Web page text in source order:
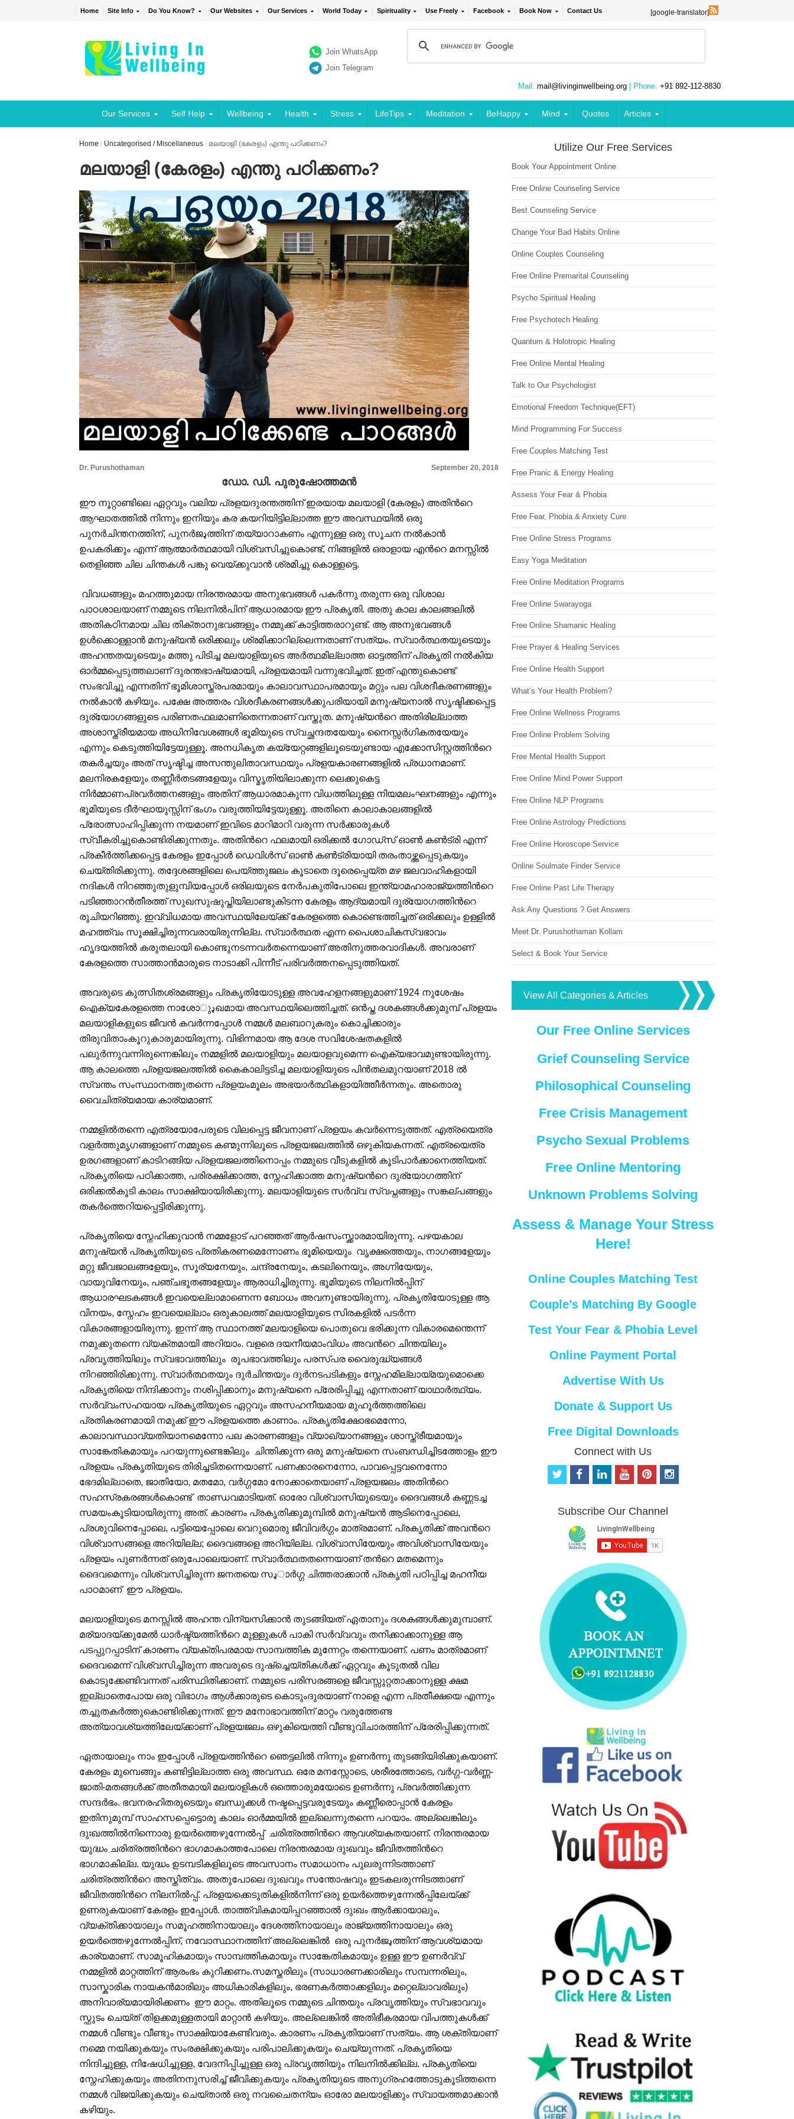
Home Site Info Do You Know? Our Websites Our Services World Today Spirituality Use Freely Facebook Book Now Contact Us [google-translator]
Join WhatsApp
Join Telegram
Mail: mail@livinginwellbeing.org | Phone: +91 892-112-8830
Our Services Self Help Wellbeing Health Stress LifeTips Meditation BeHappy Mind Quotes Articles
Home / Uncategorised / Miscellaneous / മലയാളി (കേരളം) എന്തു പഠിക്കണം?
മലയാളി (കേരളം) എന്തു പഠിക്കണം?
Dr. Purushothaman September 20, 2018
ഡോ. ഡി. പുരുഷോത്തമന്‍
ഈ നൂറ്റാണ്ടിലെ ഏറ്റവും വലിയ പ്രളയദുരന്തത്തിന് ഇരയായ മലയാളി (കേരളം) അതിന്‍റെ
ആഘാതത്തില്‍ നിന്നും ഇനിയും കര കയറിയിട്ടില്ലാത്ത ഈ അവസ്ഥയില്‍ ഒരു
പുനര്‍ചിന്തനത്തിന്, പുനര്‍ജډത്തിന് തയ്യാറാകണം എന്നുള്ള ഒരു സൂചന നല്‍കാന്‍
ഉപകരിക്കും എന്ന് ആത്മാര്‍ത്ഥമായി വിശ്വസിച്ചുകൊണ്ട്, നിങ്ങളില്‍ ഒരാളായ എന്‍റെ മനസ്സില്‍
തെളിഞ്ഞ ചില ചിന്തകള്‍ പങ്കു വെയ്ക്കുവാന്‍ ശ്രമിച്ചു കൊള്ളട്ടെ.
വിവധങ്ങളും മഹത്തുമായ നിരന്തരമായ അനുഭവങ്ങള്‍ പകര്‍ന്നു തരുന്ന ഒരു വിശാല
പാഠശാലയാണ് നമ്മുടെ നിലനില്‍പിന് ആധാരമായ ഈ പ്രകൃതി. അതു കാല കാലങ്ങലില്‍
അതികഠിനമായ ചില തിക്താനുഭവങ്ങളും നമ്മുക്ക് കാട്ടിത്തരാറുണ്ട്. ആ അനുഭവങ്ങള്‍
ഉള്‍ക്കൊള്ളാന്‍ മനുഷ്യന്‍ ഒരിക്കലും ശ്രമിക്കാറില്ലെന്നതാണ് സത്യം. സ്വാര്‍ത്ഥതയുടെയും
അഹന്തതയുടെയും മത്തു പിടിച്ച മലയാളിയുടെ അര്‍ത്ഥമില്ലാത്ത ഓട്ടത്തിന് പ്രകൃതി നല്‍കിയ
ഓര്‍മ്മപ്പെടുത്തലാണ് ദുരന്തഭാഷ്യമായി, പ്രളയമായി വന്നുഭവിച്ചത്. ഇത് എന്തുകൊണ്ട്
സംഭവിച്ചു എന്നതിന് ഭൂമിശാസ്ത്രപരമായും കാലാവസ്ഥാപരമായും മറ്റും പല വിശദീകരണങ്ങളും
നല്‍കാന്‍ കഴിയും. പക്ഷേ അത്തരം വിശദീകരണങ്ങള്‍ക്കുപരിയായി മനുഷ്യനാല്‍ സൃഷ്ടിക്കപ്പെട്ട
ദുര്യോഗങ്ങളുടെ പരിണതഫലമാണിതെന്നതാണ് വസ്തുത. മനുഷ്യന്‍റെ അതിരില്ലാത്ത
അശാസ്ത്രീയമായ അധിനിവേശങ്ങള്‍ ഭൂമിയുടെ സ്വച്ഛന്ദതയേയും നൈസ്സര്‍ഗികതയേയും
എന്നും കെടുത്തിയിട്ടേയുള്ളൂ. അനധികൃത കയ്യേറ്റങ്ങളിലൂടെയുണ്ടായ എക്കോസിസ്റ്റത്തിന്‍റെ
തകര്‍ച്ചയും അത് സൃഷ്ടിച്ച അസന്തുലിതാവസ്ഥയും പ്രളയകാരണങ്ങളില്‍ പ്രധാനമാണ്.
മലനിരകളേയും തണ്ണീര്‍തടങ്ങളേയും വിസ്മൃതിയിലാക്കുന്ന ലെക്കുകെട്ട
നിര്‍മ്മാണപ്രവര്‍ത്തനങ്ങളും അതിന് ആധാരമാകുന്ന വിധത്തിലുള്ള നിയമലംഘനങ്ങളും എന്നും
ഭൂമിയുടെ ദീര്‍ഘായുസ്സിന് ഭംഗം വരുത്തിയിട്ടേയുള്ളൂ. അതിനെ കാലാകാലങ്ങളില്‍
പ്രോത്സാഹിപ്പിക്കുന്ന നയമാണ് ഇവിടെ മാറിമാറി വരുന്ന സര്‍ക്കാരുകള്‍
സ്വീകരിച്ചുകൊണ്ടിരിക്കുന്നതും. അതിന്‍റെ ഫലമായി ഒരിക്കല്‍ ഗോഡ്സ് ഓണ്‍ കണ്‍ട്രി എന്ന്
പ്രകീര്‍ത്തിക്കപ്പെട്ട കേരളം ഇപ്പോള്‍ ഡെവിള്‍സ് ഓണ്‍ കണ്‍ട്രിയായി തരംതാഴ്ത്തപ്പെടുകയും
ചെയ്തിരിക്കുന്നു. തദ്ദേശങ്ങളിലെ പെയ്ത്തുജലം കൂടാതെ ദൂരെപ്പെയ്ത മഴ ജലവാഹികളായി
നദികള്‍ നിറഞ്ഞുതുളുമ്പിയപ്പോള്‍ ഒരിലയുടെ നേര്‍പകുതിപോലെ ഇന്ത്യാമഹാരാജ്യത്തിന്‍റെ
പടിഞ്ഞാറന്‍തീരത്ത് സുഖസുഷുപ്തിയിലാണ്ടുകിടന്ന കേരളം ആദ്യമായി ദുര്യോഗത്തിന്‍റെ
രുചിയറിഞ്ഞു. ഇവ്വിധമായ അവസ്ഥയിലേയ്ക്ക് കേരളത്തെ കൊണ്ടെത്തിച്ചത് ഒരിക്കലും ഉള്ളില്‍
മഹത്ത്വം സൂക്ഷിച്ചിരുന്നവരായിരുന്നില്ല. സ്വാര്‍ത്ഥത എന്ന പൈശാചികസ്വഭാവം
ഹൃദയത്തില്‍ കരുതലായി കൊണ്ടുനടന്നവര്‍തന്നെയാണ് അതിനുത്തരവാദികള്‍. അവരാണ്
കേരളത്തെ സാത്താന്‍മാരുടെ നാടാക്കി പിന്നീട് പരിവര്‍ത്തനപ്പെടുത്തിയത്.
അവരുടെ കുത്സിതശ്രമങ്ങളും പ്രകൃതിയോടുള്ള അവഹേളനങ്ങളുമാണ് 1924 നുശേഷം
ഐക്യകേരളത്തെ നാശോډുഖമായ അവസ്ഥയിലെത്തിച്ചത്. ഒന്‍പ്ത ദശകങ്ങള്‍ക്കുമുമ്പ് പ്രളയം
മലയാളികളുടെ ജീവന്‍ കവര്‍ന്നപ്പോള്‍ നമ്മള്‍ മലബാറുകരും കൊച്ചിക്കാരും
തിരുവിതാംകൂറുകാരുമായിരുന്നു. വിഭിന്നമായ ആ ദേശ സവിശേഷതകളില്‍
പലുര്‍ന്നുവന്നിരുന്നെങ്കിലും നമ്മളില്‍ മലയാളിയും മലയാളവുമെന്ന ഐക്യഭാവമുണ്ടായിരുന്നു.
ആ കാലത്തെ പ്രളയജലത്തില്‍ കൈകാലിട്ടടിച്ച മലയാളിയുടെ പിന്‍തലമുറയാണ് 2018 ല്‍
സ്വന്തം സംസ്ഥാനത്തുതന്നെ പ്രളയംമൂലം അഭയാര്‍ത്ഥികളായിത്തീര്‍ന്നതും. അതൊരു
വൈചിത്ര്യമായ കാര്യമാണ്.
നമ്മളില്‍തന്നെ എത്രയോപേരുടെ വിലപ്പെട്ട ജീവനാണ് പ്രളയം കവര്‍ന്നെടുത്തത്. എത്രയെത്ര
വളര്‍ത്തുമൃഗങ്ങളാണ് നമ്മുടെ കണ്മുന്നിലൂടെ പ്രളയജലത്തില്‍ ഒഴുകിയകന്നത്. എത്രയെത്ര
ഉരഗങ്ങളാണ് കാടിറങ്ങിയ പ്രളയജലത്തിനൊപ്പം നമ്മുടെ വീടുകളില്‍ കൂടിപാര്‍ക്കാനെത്തിയത്.
പ്രകൃതിയെ പഠിക്കാത്ത, പരിരക്ഷിക്കാത്ത, സ്നേഹിക്കാത്ത മനുഷ്യന്‍റെ ദുര്യോഗത്തിന്
ഒരിക്കല്‍കൂടി കാലം സാക്ഷിയായിരിക്കുന്നു. മലയാളിയുടെ സര്‍വ്വ സ്വപ്നങ്ങളും സങ്കല്പങ്ങളും
തകര്‍ത്തെറിയപ്പെട്ടിരിക്കുന്നു.
പ്രകൃതിയെ സ്നേഹിക്കുവാന്‍ നമ്മളോട് പറഞ്ഞത് ആര്‍ഷസംസ്ക്കാരമായിരുന്നു. പഴയകാല
മനുഷ്യന്‍ പ്രകൃതിയുടെ പ്രതികരണമെന്നോണം ഭൂമിയെയും വൃക്ഷത്തെയും, നാഗങ്ങളേയും
മറ്റു ജീവജാലങ്ങളേയും, സൂര്യനേയും, ചന്ദ്രനേയും, കടലിനെയും, അഗ്നിയേയും,
വായുവിനേയും, പഞ്ചഭൂതങ്ങളേയും ആരാധിച്ചിരുന്നു. ഭൂമിയുടെ നിലനില്‍പ്പിന്
ആധാരഘടകങ്ങള്‍ ഇവയെല്ലാമാണെന്ന ബോധം അവനുണ്ടായിരുന്നു. പ്രകൃതിയോടുള്ള ആ
വിനയം, സ്നേഹം ഇവയെല്ലാം ഒരുകാലത്ത് മലയാളിയുടെ സിരകളില്‍ പടര്‍ന്ന
വികാരങ്ങളായിരുന്നു. ഇന്ന് ആ സ്ഥാനത്ത് മലയാളിയെ പൊതുവെ ഭരിക്കുന്ന വികാരമെന്തെന്ന്
നമുക്കുതന്നെ വ്യക്തമായി അറിയാം. വളരെ ദയനീയമാംവിധം അവന്‍റെ ചിന്തയിലും
പ്രവൃത്തിയിലും സ്വഭാവത്തിലും രൂപഭാവത്തിലും പരസ്പര വൈരുദ്ധ്യങ്ങള്‍
നിറഞ്ഞിരിക്കുന്നു. സ്വാര്‍ത്ഥതയും ദുര്‍ചിന്തയും ദുര്‍നടപടികളും സ്നേഹമില്ലായ്മയുമൊക്കെ
പ്രകൃതിയെ നിന്ദിക്കാനും നശിപ്പിക്കാനും മനുഷ്യനെ പ്രേരിപ്പിച്ചു എന്നതാണ് യാഥാര്‍ത്ഥ്യം.
സര്‍വ്വംസഹയായ പ്രകൃതിയുടെ ഏറ്റവും അസഹനീയമായ മുഹൂര്‍ത്തത്തിലെ
പ്രതികരണമായി നമുക്ക് ഈ പ്രളയത്തെ കാണാം. പ്രകൃതിക്ഷോഭമെന്നോ,
കാലാവസ്ഥാവ്യതിയാനമെന്നോ പല കാരണങ്ങളും വ്യാഖ്യാനങ്ങളും ശാസ്ത്രീയമായും
സാങ്കേതികമായും പറയുന്നുണ്ടെങ്കിലും ചിന്തിക്കുന്ന ഒരു മനുഷ്യനെ സംബന്ധിച്ചിടത്തോളം ഈ
പ്രളയം പ്രകൃതിയുടെ തിരിച്ചടിതന്നെയാണ്. പണക്കാരനെന്നോ, പാവപ്പെട്ടവനെന്നോ
ഭേദമില്ലാതെ, ജാതിയോ, മതമോ, വര്‍ഗ്ഗമോ നോക്കാതെയാണ് പ്രളയജലം അതിന്‍റെ
സഹസ്രകരങ്ങള്‍കൊണ്ട് താണ്ഡവമാടിയത്. ഓരോ വിശ്വാസിയുടെയും ദൈവങ്ങള്‍ കണ്ണടച്ച
സമയംകൂടിയായിരുന്നു അത്. കാരണം പ്രകൃതിക്കുമുമ്പില്‍ മനുഷ്യന്‍ ആടിനെപ്പോലെ,
പ്രശുവിനെപ്പോലെ, പട്ടിയെപ്പോലെ വെറുമൊരു ജീവിവര്‍ഗ്ഗം മാത്രമാണ്. പ്രകൃതിക്ക് അവന്‍റെ
വിശ്വാസങ്ങളെ അറിയില്ല; ദൈവങ്ങളെ അറിയില്ല. വിശ്വാസിയേയും അവിശ്വാസിയേയും
പ്രളയം പുണര്‍ന്നത് ഒരുപോലെയാണ്. സ്വാര്‍ത്ഥതതന്നെയാണ് തന്‍റെ മതമെന്നും
ദൈവമെന്നും വിശ്വസിച്ചിരുന്ന ജനതയെ സډാര്‍ഗ്ഗ ചിത്തരാക്കാന്‍ പ്രകൃതി പഠിപ്പിച്ച മഹനീയ
പാഠമാണ് ഈ പ്രളയം.
മലയാളിയുടെ മനസ്സില്‍ അഹന്ത വിന്യസിക്കാന്‍ തുടങ്ങിയത് ഏതാനും ദശകങ്ങള്‍ക്കുമുമ്പാണ്.
മര്യാദയ്ക്കുമേല്‍ ധാര്‍ഷ്ട്യത്തിന്‍റെ മുള്ളുകള്‍ പാകി സര്‍വ്വവും തനിക്കാക്കാനുള്ള ആ
പടപ്പുറപ്പാടിന് കാരണം വ്യക്തിപരമായ സാമ്പത്തിക മുന്നേറ്റം തന്നെയാണ്. പണം മാത്രമാണ്
ദൈവമെന്ന് വിശ്വസിച്ചിരുന്ന അവരുടെ ദുഷ്ച്ചെയ്തികള്‍ക്ക് ഏറ്റവും കൂടുതല്‍ വില
കൊടുക്കേണ്ടിവന്നത് പരിസ്ഥിതിക്കാണ്. നമ്മുടെ പരിസരങ്ങളെ ജീവസ്സുറ്റതാക്കാനുള്ള ക്ഷമ
ഇല്ലാതെപോയ ഒരു വിഭാഗം ആള്‍ക്കാരുടെ കൊടുംദുരയാണ് നാളെ എന്ന പ്രതീക്ഷയെ എന്നും
തച്ചുതകര്‍ത്തുകൊണ്ടിരിക്കുന്നത്. ഈ മനോഭാവത്തിന് മാറ്റം വരുത്തേണ്ട
അത്യാവശ്യത്തിലേയ്ക്കാണ് പ്രളയജലം ഒഴുകിയെത്തി വീണ്ടുവിചാരത്തിന് പ്രേരിപ്പിക്കുന്നത്.
ഏതായാലും നാം ഇപ്പോള്‍ പ്രളയത്തിന്‍റെ ഞെട്ടലില്‍ നിന്നും ഉണര്‍ന്നു തുടങ്ങിയിരിക്കുകയാണ്.
കേരളം മുമ്പെങ്ങും കണ്ടിട്ടില്ലാത്ത ഒരു അവസ്ഥ. ഒരേ മനസ്സോടെ, ശരീരത്തോടെ, വര്‍ഗ്ഗ-വര്‍ണ്ണ-
ജാതി-മതങ്ങള്‍ക്ക് അതീതമായി മലയാളികള്‍ ഒത്തൊരുമയോടെ ഉണര്‍ന്നു പ്രവര്‍ത്തിക്കുന്ന
സന്ദര്‍ഭം. ഭവനരഹിതരുടെയും ബന്ധുക്കള്‍ നഷ്ടപ്പെട്ടവരുടേയും കണ്ണീരൊപ്പാന്‍ കേരളം
ഇതിനുമുമ്പ് സാഹസപ്പെട്ടൊരു കാലം ഓര്‍മ്മയില്‍ ഇല്ലെന്നുതന്നെ പറയാം. അല്ലെങ്കിലും
ദുഃഖത്തില്‍നിന്നൊരു ഉയര്‍ത്തെഴുന്നേല്‍പ്പ് ചരിത്രത്തിന്‍റെ ആവശ്യകതയാണ്. നിരന്തരമായ
യുദ്ധം ചരിത്രത്തിന്‍റെ ഭാഗമാകാത്തപോലെ നിരന്തരമായ ദുഃഖവും ജീവിതത്തിന്‍റെ
ഭാഗമാകില്ല. യുദ്ധം ഉടമ്പടികളിലൂടെ അവസാനം സമാധാനം പുലരുന്നിടത്താണ്
ചരിത്രത്തിന്‍റെ അസ്തിത്വം. അതുപോലെ ദുഃഖവും സന്തോഷവും ഇടകലരുന്നിടത്താണ്
ജീവിതത്തിന്‍റെ നിലനില്‍പ്പ്. പ്രളയക്കെടുതികളില്‍നിന്ന് ഒരു ഉയര്‍ത്തെഴുന്നേല്‍പ്പിലേയ്ക്ക്
ഉണരുകയാണ് കേരളം ഇപ്പോള്‍. താത്ത്വികമായിപ്പറഞ്ഞാല്‍ ദുഃഖം ആര്‍ക്കായാലും,
വ്യക്തിക്കായാലും സമൂഹത്തിനായാലും ദേശത്തിനായാലും രാജ്യത്തിനായാലും ഒരു
ഉയര്‍ത്തെഴുന്നേല്‍പ്പിന്, നവോസ്ഥാനത്തിന് അല്ലെങ്കില്‍ ഒരു പുനര്‍ജډത്തിന് ആവശ്യമായ
കാര്യമാണ്. സാമൂഹികമായും സാമ്പത്തികമായും സാങ്കേതികമായും ഉള്ള ഈ ഉണര്‍വ്വ്
നമ്മളില്‍ മാറ്റത്തിന് ആരംഭം കുറിക്കണം.സമസ്തരിലും (സാധാരണക്കാരിലും സമ്പന്നരിലും,
സാസ്കാരിക നായകന്‍മാരിലും അധികാരികളിലും, ഭരണകര്‍ത്താക്കളിലും മറ്റെല്ലാവരിലും)
അനിവാര്യമായിരിക്കണം ഈ മാറ്റം. അതിലൂടെ നമ്മുടെ ചിന്തയും പ്രവൃത്തിയും സ്വഭാവവും
സ്ഫുടം ചെയ്ത് തിളക്കമുള്ളതായി മാറ്റാന്‍ കഴിയും. അല്ലെങ്കില്‍ അതിഭീകരമായ വിപത്തുകള്‍ക്ക്
നമ്മള്‍ വീണ്ടും വീണ്ടും സാക്ഷിയാകേണ്ടിവരും. കാരണം പ്രകൃതിയാണ് സത്യം. ആ ശക്തിയാണ്
നമ്മെ നയിക്കുകയും സംരക്ഷിക്കുകയും പരിപാലിക്കുകയും ചെയ്യുന്നത്. പ്രകൃതിയെ
നിന്ദിച്ചുള്ള, നിഷേധിച്ചുള്ള, വേദനിപ്പിച്ചുള്ള ഒരു പ്രവൃത്തിയും നിലനില്‍ക്കില്ല. പ്രകൃതിയെ
സ്നേഹിക്കുകയും അതിനനുസരിച്ച് ജീവിക്കുകയും പ്രകൃതിയുടെ അനുഗ്രഹത്തോടുകൂടിത്തന്നെ
നമ്മള്‍ വിജയിക്കുകയും ചെയ്താല്‍ ഒരു നവചൈതന്യം ഓരോ മലയാളിക്കും സ്വായത്തമാക്കാന്‍
കഴിയും.
Utilize Our Free Services
Book Your Appointment Online
Free Online Counseling Service
Best Counseling Service
Change Your Bad Habits Online
Online Couples Counseling
Free Online Premarital Counseling
Psycho Spiritual Healing
Free Psychotech Healing
Quantum & Holotropic Healing
Free Online Mental Healing
Talk to Our Psychologist
Emotional Freedom Technique(EFT)
Mind Programming For Success
Free Couples Matching Test
Free Pranic & Energy Healing
Assess Your Fear & Phobia
Free Fear, Phobia & Anxiety Cure
Free Online Stress Programs
Easy Yoga Meditation
Free Online Meditation Programs
Free Online Swarayoga
Free Online Shamanic Healing
Free Prayer & Healing Services
Free Online Health Support
What’s Your Health Problem?
Free Online Wellness Programs
Free Online Problem Solving
Free Mental Health Support
Free Online Mind Power Support
Free Online NLP Programs
Free Online Astrology Predictions
Free Online Horoscope Service
Online Soulmate Finder Service
Free Online Past Life Therapy
Ask Any Questions ? Get Answers
Meet Dr. Purushothaman Kollam
Select & Book Your Service
View All Categories & Articles
Our Free Online Services
Grief Counseling Service
Philosophical Counseling
Free Crisis Management
Psycho Sexual Problems
Free Online Mentoring
Unknown Problems Solving
Assess & Manage Your Stress
Here!
Online Couples Matching Test
Couple’s Matching By Google
Test Your Fear & Phobia Level
Online Payment Portal
Advertise With Us
Donate & Support Us
Free Digital Downloads
Connect with Us
t
t
f
b
o
o
k
e
d
i
n
o
u
b
e
p
e
r
e
s
i
Subscribe Our Channel